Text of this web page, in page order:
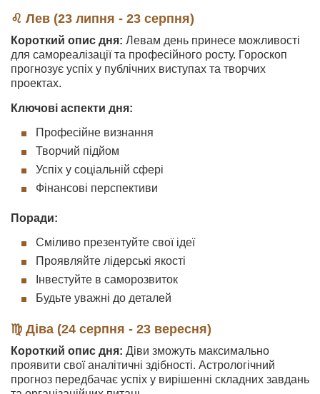
♌ Лев (23 липня - 23 серпня)
Короткий опис дня: Левам день принесе можливості
для самореалізації та професійного росту. Гороскоп
прогнозує успіх у публічних виступах та творчих
проектах.
Ключові аспекти дня:
Професійне визнання
Творчий підйом
Успіх у соціальній сфері
Фінансові перспективи
Поради:
Сміливо презентуйте свої ідеї
Проявляйте лідерські якості
Інвестуйте в саморозвиток
Будьте уважні до деталей
♍ Діва (24 серпня - 23 вересня)
Короткий опис дня: Діви зможуть максимально
проявити свої аналітичні здібності. Астрологічний
прогноз передбачає успіх у вирішенні складних завдань